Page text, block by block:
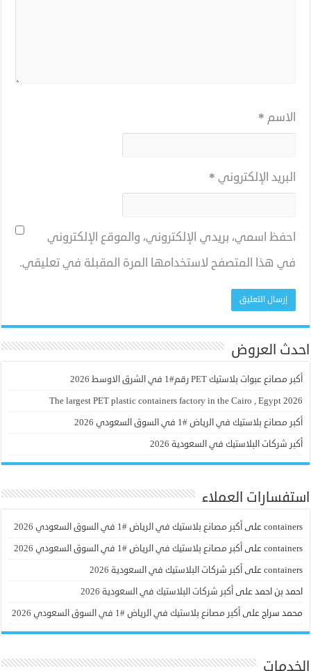
الاسم *
البريد الإلكتروني *
احفظ اسمي، بريدي الإلكتروني، والموقع الإلكتروني
في هذا المتصفح لاستخدامها المرة المقبلة في تعليقي.
احدث العروض
أكبر مصانع عبوات بلاستيك PET رقم#1 في الشرق الاوسط 2026
The largest PET plastic containers factory in the Cairo , Egypt 2026
أكبر مصانع بلاستيك في الرياض #1 في السوق السعودي 2026
أكبر شركات البلاستيك في السعودية 2026
استفسارات العملاء
containers علىأكبر مصانع بلاستيك في الرياض #1 في السوق السعودي 2026
containers علىأكبر مصانع بلاستيك في الرياض #1 في السوق السعودي 2026
containers علىأكبر شركات البلاستيك في السعودية 2026
احمد بن احمد علىأكبر شركات البلاستيك في السعودية 2026
محمد سراج علىأكبر مصانع بلاستيك في الرياض #1 في السوق السعودي 2026
الخدمات